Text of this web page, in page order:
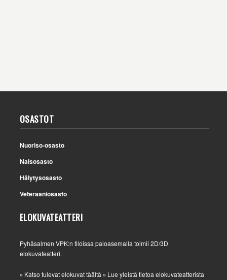
OSASTOT
Nuoriso-osasto
Naisosasto
Hälytysosasto
Veteraaniosasto
ELOKUVATEATTERI
Pyhäsalmen VPK:n tiloissa paloasemalla toimii 2D/3D
elokuvateatteri.
» Katso tulevat elokuvat täältä » Lue yleistä tietoa elokuvateatterista